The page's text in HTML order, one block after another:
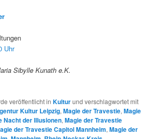
Uhr
Sibylle Kunath e.K.
veröffentlicht inKulturund verschlagwortet mit
Kultur Leipzig,Magie der Travestie,Magie
Nacht der Illusionen,Magie der Travestie
der Travestie Capitol Mannheim,Magie der